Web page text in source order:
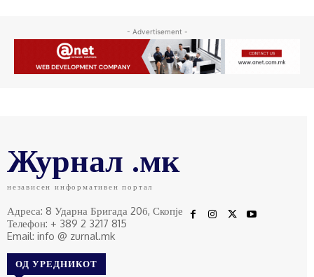
- Advertisement -
Журнал .мк
независен информативен портал
Адреса: 8 Ударна Бригада 20б, Скопје
Телефон: + 389 2 3217 815
Email: info @ zurnal.mk
ОД УРЕДНИКОТ